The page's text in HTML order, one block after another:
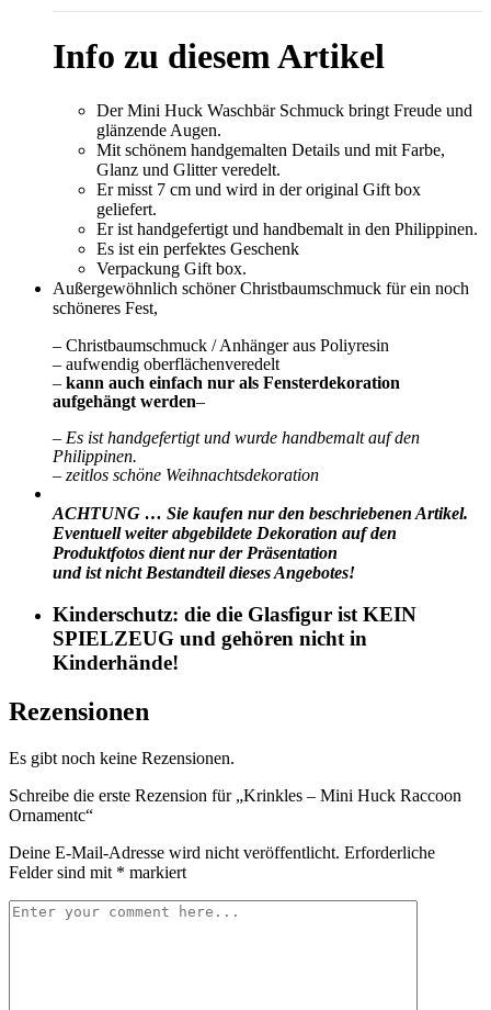
Info zu diesem Artikel
Der Mini Huck Waschbär Schmuck bringt Freude und
glänzende Augen.
Mit schönem handgemalten Details und mit Farbe,
Glanz und Glitter veredelt.
Er misst 7 cm und wird in der original Gift box
geliefert.
Er ist handgefertigt und handbemalt in den Philippinen.
Es ist ein perfektes Geschenk
Verpackung Gift box.
Außergewöhnlich schöner Christbaumschmuck für ein noch
schöneres Fest,
– Christbaumschmuck / Anhänger aus Poliyresin
– aufwendig oberflächenveredelt
– kann auch einfach nur als Fensterdekoration
aufgehängt werden–
– Es ist handgefertigt und wurde handbemalt auf den
Philippinen.
– zeitlos schöne Weihnachtsdekoration
ACHTUNG … Sie kaufen nur den beschriebenen Artikel.
Eventuell weiter abgebildete Dekoration auf den
Produktfotos dient nur der Präsentation
und ist nicht Bestandteil dieses Angebotes!
Kinderschutz: die die Glasfigur ist KEIN
SPIELZEUG und gehören nicht in
Kinderhände!
Rezensionen
Es gibt noch keine Rezensionen.
Schreibe die erste Rezension für „Krinkles – Mini Huck Raccoon
Ornamentc“
Deine E-Mail-Adresse wird nicht veröffentlicht. Erforderliche
Felder sind mit * markiert